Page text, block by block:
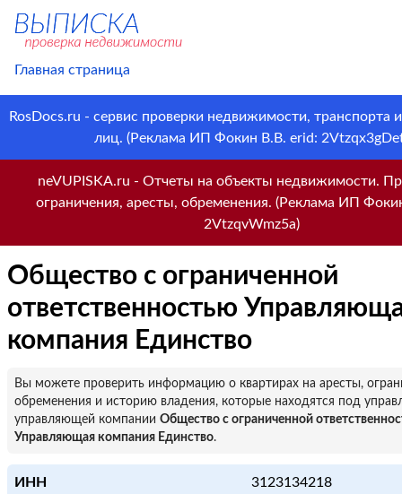
Главная страница
RosDocs.ru - сервис проверки недвижимости, транспорта
лиц. (Реклама ИП Фокин В.В. erid:
neVUPISKA.ru - Отчеты на объекты недвижимости.
ограничения, аресты, обременения. (Реклама ИП
2VtzqvWmz5a)
Общество с ограниченной
ответственностью
компания Единство
Вы можете проверить информацию о квартирах на аресты,
обременения и историю владения, которые находятся под
управляющей компании Общество с ограниченной
Управляющая компания Единство.
ИНН
3123134218